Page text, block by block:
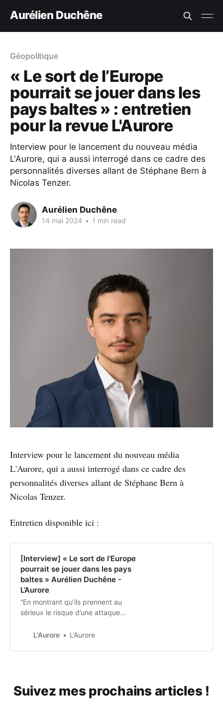
Aurélien Duchêne
Géopolitique
« Le sort de l’Europe
pourrait se jouer dans les
pays baltes » : entretien
pour la revue L'Aurore
Interview pour le lancement du nouveau média
L'Aurore, qui a aussi interrogé dans ce cadre des
personnalités diverses allant de Stéphane Bern à
Nicolas Tenzer.
Aurélien Duchêne
14 mai 2024 • 1 min read
Interview pour le lancement du nouveau média
L'Aurore, qui a aussi interrogé dans ce cadre des
personnalités diverses allant de Stéphane Bern à
Nicolas Tenzer.
Entretien disponible ici :
[Interview] « Le sort de l’Europe
pourrait se jouer dans les pays
baltes » Aurélien Duchêne -
L’Aurore
“En montrant qu’ils prennent au
sérieux le risque d’une attaque
dissuasion à l’endroit de Moscou.”
L'Aurore L’Aurore
Suivez mes prochains articles !